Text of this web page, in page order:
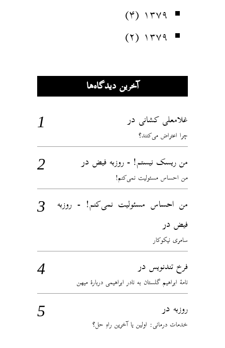
۱۳۷۹ (۴)
۱۳۷۹ (۲)
آخرین دیدگاه‌ها
غلامعلی کشانی در
چرا اعتراض می‌کنند؟
من ریسک نیستم! - روزبه فیض در
من احساس مسئولیت نمی‌کنم!
من احساس مسئولیت نمی‌کنم! - روزبه
فیض در
سامری نیکوکار
فرخ تندنویس در
نامهٔ ابراهیم گلستان به نادر ابراهیمی دربارهٔ میهن
روزبه در
خدمات درمانی: اولین یا آخرین راهِ حل؟